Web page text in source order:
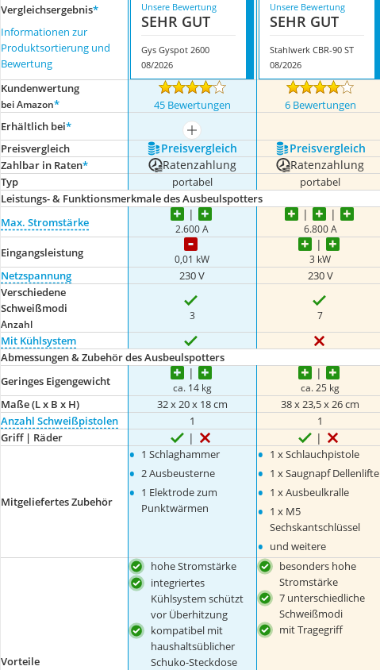
Vergleichsergebnis*
Informationen zur
Produktsortierung und
Bewertung
Unsere Bewertung
SEHR GUT
Gys Gyspot 2600
08/2026
Unsere Bewertung
SEHR GUT
Stahlwerk CBR-90 ST
08/2026
Kundenwertung
bei Amazon* 45 Bewertungen 6 Bewertungen
Erhältlich bei*
mehr anzeigen
Preis­vergleich
Preis­vergleich Preis­vergleich
Zahlbar in Raten* Ratenzahlung Ratenzahlung
Typ portabel portabel
Leistungs- & Funktionsmerkmale des Ausbeulspotters
Max. Stromstärke
2.600 A 6.800 A
Eingangsleistung 0,01 kW 3 kW
Netzspannung 230 V 230 V
Verschiedene
Schweißmodi
Anzahl
3 7
Mit Kühlsystem
Abmessungen & Zubehör des Ausbeulspotters
Geringes Eigengewicht
ca. 14 kg ca. 25 kg
Maße (L x B x H) 32 x 20 x 18 cm 38 x 23,5 x 26 cm
Anzahl Schweißpistolen
1 1
Griff | Räder
Mitgeliefertes Zubehör
• 1 Schlaghammer
• 2 Ausbeusterne
• 1 Elektrode zum
Punktwärmen
• 1 x Schlauchpistole
• 1 x Saugnapf
• 1 x Ausbeulkralle
• 1 x M5
Sechskantschlüssel
• und weitere
Vorteile
hohe Stromstärke
integriertes
Kühlsystem schützt
vor Überhitzung
kompatibel mit
haushaltsüblicher
Schuko-Steckdose
besonders hohe
Stromstärke
7 unterschiedliche
Schweißmodi
mit Tragegriff